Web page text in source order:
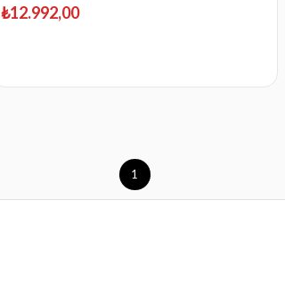
₺12.992,00
1